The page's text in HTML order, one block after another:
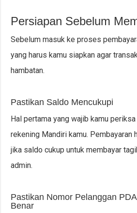
Persiapan Sebelum
Sebelum masuk ke proses
yang harus kamu siapkan agar
hambatan.
Pastikan Saldo Mencukupi
Hal pertama yang wajib kamu
rekening Mandiri kamu. Pembayaran
jika saldo cukup untuk membayar
admin.
Pastikan Nomor Pelanggan
Benar